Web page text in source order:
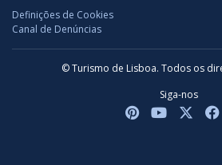
Definições de Cookies
Canal de Denúncias
© Turismo de Lisboa. Todos os
Siga-nos